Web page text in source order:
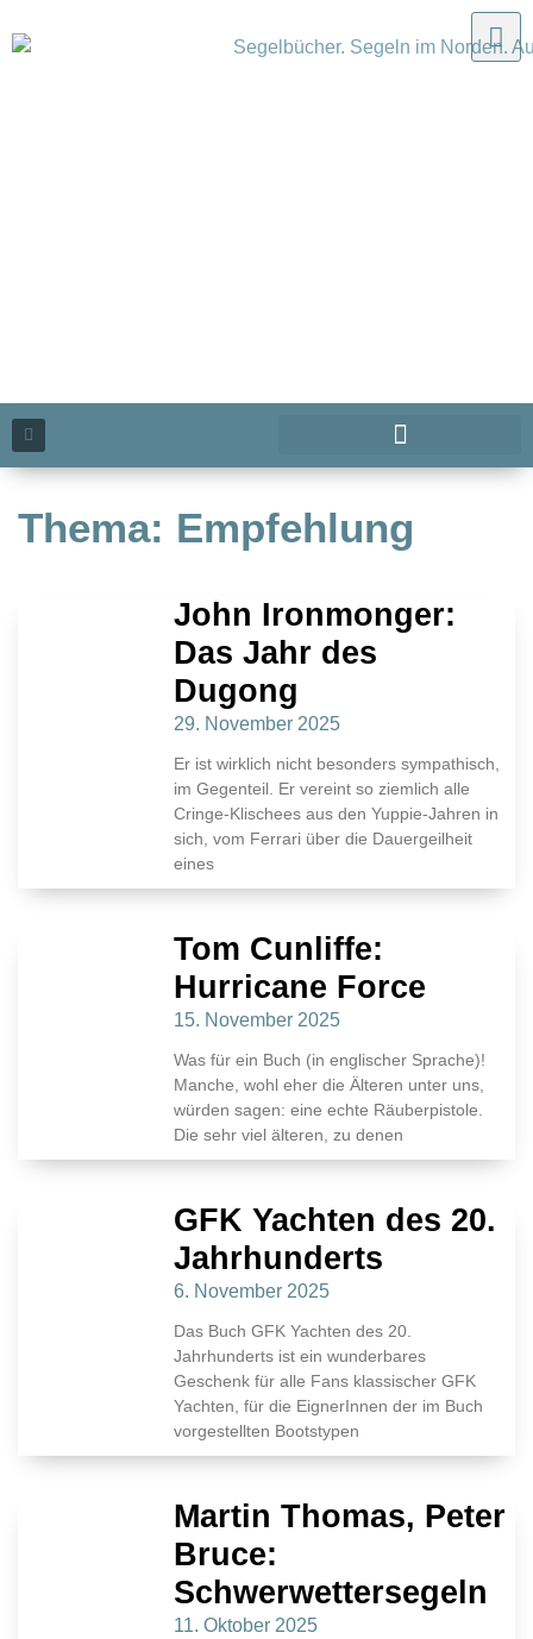
Thema: Empfehlung
John Ironmonger:
Das Jahr des
Dugong
29. November 2025
Er ist wirklich nicht besonders sympathisch,
im Gegenteil. Er vereint so ziemlich alle
Cringe-Klischees aus den Yuppie-Jahren in
sich, vom Ferrari über die Dauergeilheit
eines
Tom Cunliffe:
Hurricane Force
15. November 2025
Was für ein Buch (in englischer Sprache)!
Manche, wohl eher die Älteren unter uns,
würden sagen: eine echte Räuberpistole.
Die sehr viel älteren, zu denen
GFK Yachten des 20.
Jahrhunderts
6. November 2025
Das Buch GFK Yachten des 20.
Jahrhunderts ist ein wunderbares
Geschenk für alle Fans klassischer GFK
Yachten, für die EignerInnen der im Buch
vorgestellten Bootstypen
Martin Thomas, Peter
Bruce:
Schwerwettersegeln
11. Oktober 2025